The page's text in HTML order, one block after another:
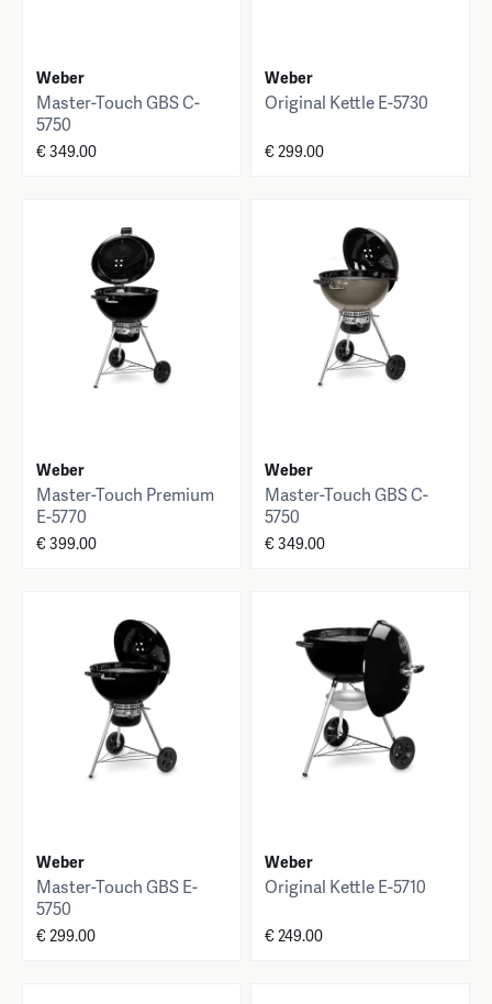
Weber
Master-Touch GBS C-
5750
€ 349.00
Weber
Original Kettle E-5730
€ 299.00
Weber
Master-Touch Premium
E-5770
€ 399.00
Weber
Master-Touch GBS C-
5750
€ 349.00
Weber
Master-Touch GBS E-
5750
€ 299.00
Weber
Original Kettle E-5710
€ 249.00